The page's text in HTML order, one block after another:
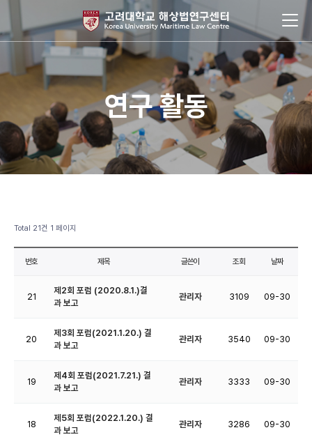
연구 활동
Total 21건 1 페이지
번호 제목 글쓴이 조회 날짜
21
제2회 포럼 (2020.8.1.)결
과 보고
관리자 3109 09-30
20
제3회 포럼(2021.1.20.) 결
과 보고
관리자 3540 09-30
19
제4회 포럼(2021.7.21.) 결
과 보고
관리자 3333 09-30
18
제5회 포럼(2022.1.20.) 결
과 보고
관리자 3286 09-30